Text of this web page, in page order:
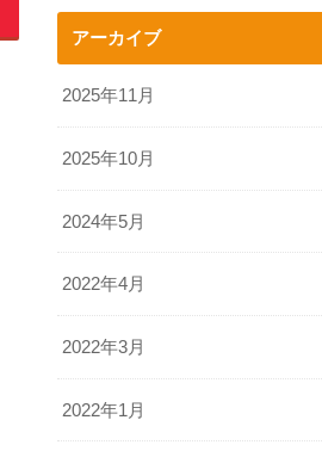
アーカイブ
2025年11月
2025年10月
2024年5月
2022年4月
2022年3月
2022年1月